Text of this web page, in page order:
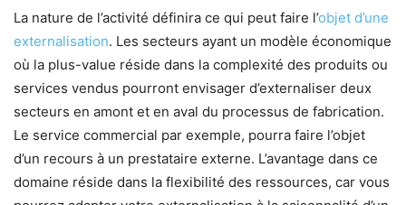
La nature de l’activité définira ce qui peut faire l’objet d’une
externalisation. Les secteurs ayant un modèle économique
où la plus-value réside dans la complexité des produits ou
services vendus pourront envisager d’externaliser deux
secteurs en amont et en aval du processus de fabrication.
Le service commercial par exemple, pourra faire l’objet
d’un recours à un prestataire externe. L’avantage dans ce
domaine réside dans la flexibilité des ressources, car vous